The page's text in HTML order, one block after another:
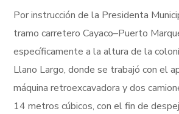
Por instrucción de la Presidenta
tramo carretero Cayaco–Puerto
específicamente a la altura de la
Llano Largo, donde se trabajó con el
máquina retroexcavadora y dos
14 metros cúbicos, con el fin de